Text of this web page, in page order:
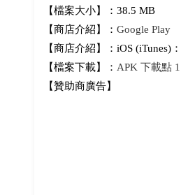
【檔案大小】：38.5 MB
【商店介紹】： Google Play
【商店介紹】：iOS (iTunes)：
【檔案下載】： APK 下載點 1
【贊助商廣告】